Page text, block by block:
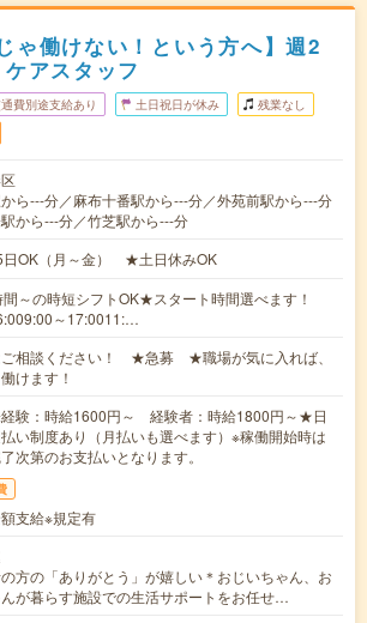
ゃ働けない！という方へ】週2
アスタッフ
費別途支給あり 土日祝日が休み 残業なし
ら---分／麻布十番駅から---分／外苑前駅から---分
から---分／竹芝駅から---分
日OK（月～金） ★土日休みOK
～の時短シフトOK★スタート時間選べます！
～17:0011:…
ご相談ください！ ★急募 ★職場が気に入れば、
けます！
験：時給1600円～ 経験者：時給1800円～★日
い制度あり（月払いも選べます）※稼働開始時は
次第のお支払いとなります。
支給※規定有
方の「ありがとう」が嬉しい＊おじいちゃん、お
が暮らす施設での生活サポートをお任せ…